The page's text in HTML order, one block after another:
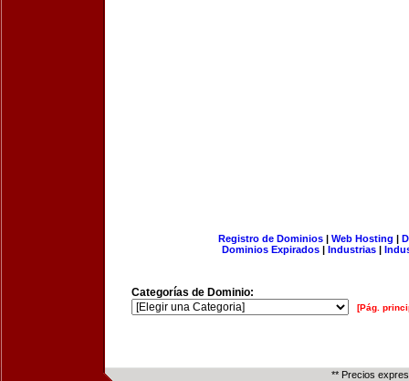
Registro de Dominios| Web Hosting |
Dominios Expirados | Industrias |
Categorías de Dominio:
[Pág.
** Precios